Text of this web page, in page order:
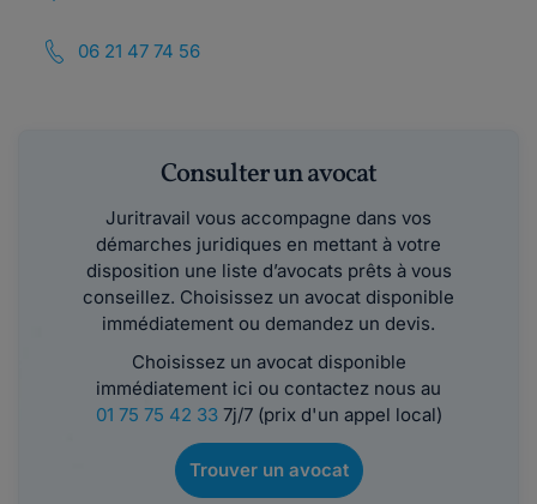
06 21 47 74 56
Consulter un avocat
Juritravail vous accompagne dans vos
démarches juridiques en mettant à votre
disposition une liste d’avocats prêts à vous
conseillez. Choisissez un avocat disponible
immédiatement ou demandez un devis.
Choisissez un avocat disponible
immédiatement ici ou contactez nous au
01 75 75 42 337j/7 (prix d'un appel local)
Trouver un avocat